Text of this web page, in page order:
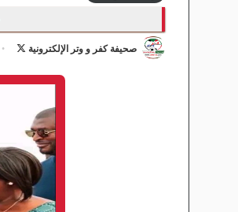
صحيفة كفر و وتر الإلكترونية
ب
ى
X